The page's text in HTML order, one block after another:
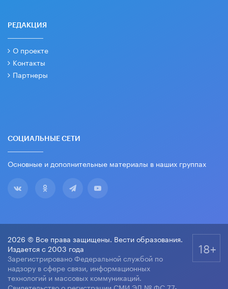
РЕДАКЦИЯ
О проекте
Контакты
Партнеры
СОЦИАЛЬНЫЕ СЕТИ
Основные и дополнительные материалы в наших группах
2026 © Все права защищены. Вести образования.
Издается с 2003 года
Зарегистрировано Федеральной службой по
надзору в сфере связи, информационных
технологий и массовых коммуникаций.
Свидетельство о регистрации СМИ ЭЛ № ФС 77-
18+